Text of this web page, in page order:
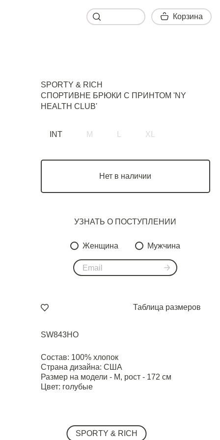
SPORTY & RICH
СПОРТИВНЕ БРЮКИ С ПРИНТОМ 'NY
HEALTH CLUB'
INT M XL
Нет в наличии
УЗНАТЬ О ПОСТУПЛЕНИИ
Женщина Мужчина
Таблица размеров
SW843HO
Состав: 100% хлопок
Страна дизайна: США
Размер на модели - М, рост - 172 см
Цвет: голубые
SPORTY & RICH
Корзина
Корзина